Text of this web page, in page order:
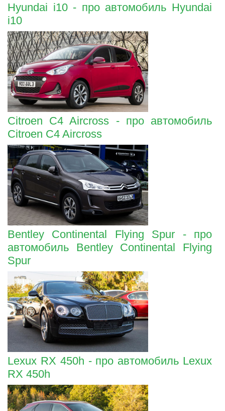
Hyundai i10 - про автомобиль Hyundai
i10
Citroen C4 Aircross - про автомобиль
Citroen C4 Aircross
Bentley Continental Flying Spur - про
автомобиль Bentley Continental Flying
Spur
Lexux RX 450h - про автомобиль Lexux
RX 450h